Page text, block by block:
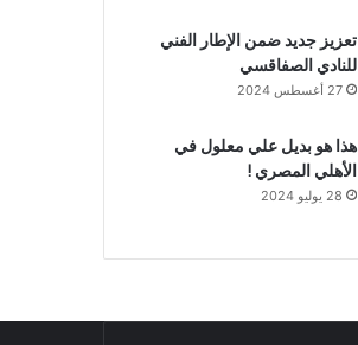
تعزيز جديد ضمن الإطار الفني
للنادي الصفاقسي
27 أغسطس 2024
هذا هو بديل علي معلول في
الأهلي المصري !
28 يوليو 2024